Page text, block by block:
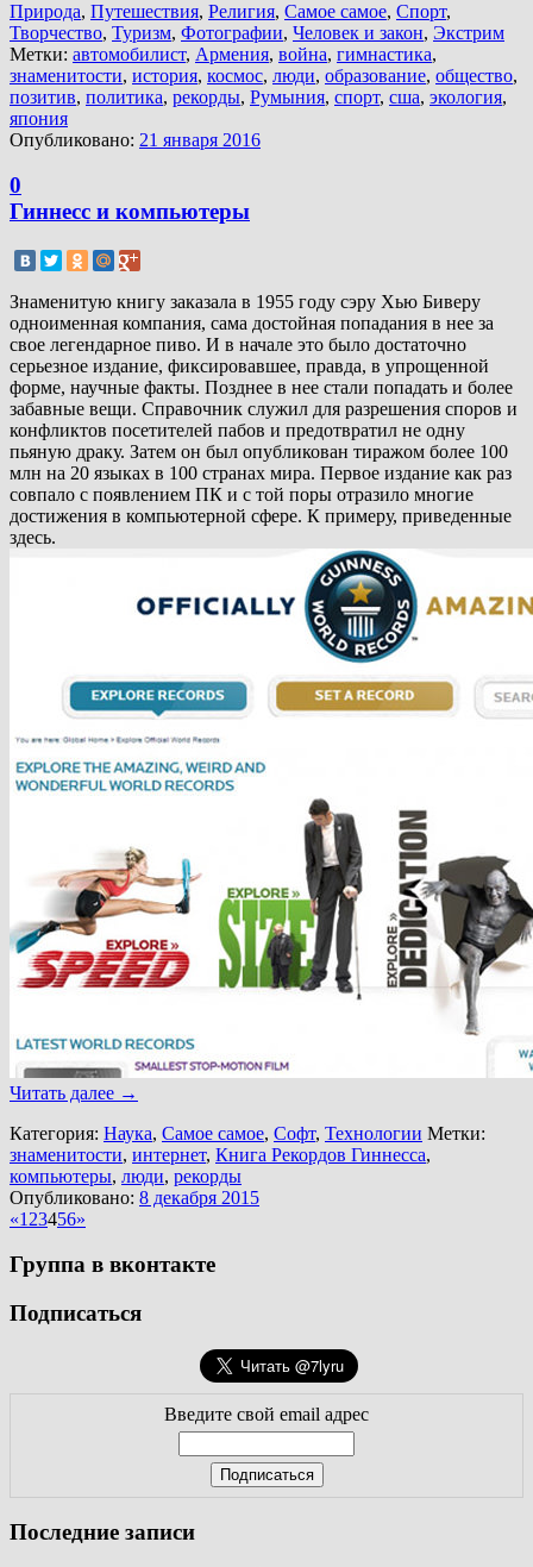
Природа, Путешествия, Религия, Самое самое, Спорт,
Творчество, Туризм, Фотографии, Человек и закон, Экстрим
Метки: автомобилист, Армения, война, гимнастика,
знаменитости, история, космос, люди, образование, общество,
позитив, политика, рекорды, Румыния, спорт, сша, экология,
япония
Опубликовано: 21 января 2016
0
Гиннесс и компьютеры
Знаменитую книгу заказала в 1955 году сэру Хью Биверу
одноименная компания, сама достойная попадания в нее за
свое легендарное пиво. И в начале это было достаточно
серьезное издание, фиксировавшее, правда, в упрощенной
форме, научные факты. Позднее в нее стали попадать и более
забавные вещи. Справочник служил для разрешения споров и
конфликтов посетителей пабов и предотвратил не одну
пьяную драку. Затем он был опубликован тиражом более 100
млн на 20 языках в 100 странах мира. Первое издание как раз
совпало с появлением ПК и с той поры отразило многие
достижения в компьютерной сфере. К примеру, приведенные
здесь.
Читать далее →
Категория: Наука, Самое самое, Софт, Технологии Метки:
знаменитости, интернет, Книга Рекордов Гиннесса,
компьютеры, люди, рекорды
Опубликовано: 8 декабря 2015
«1 23456»
Группа в вконтакте
Подписаться
Введите свой email адрес
Последние записи